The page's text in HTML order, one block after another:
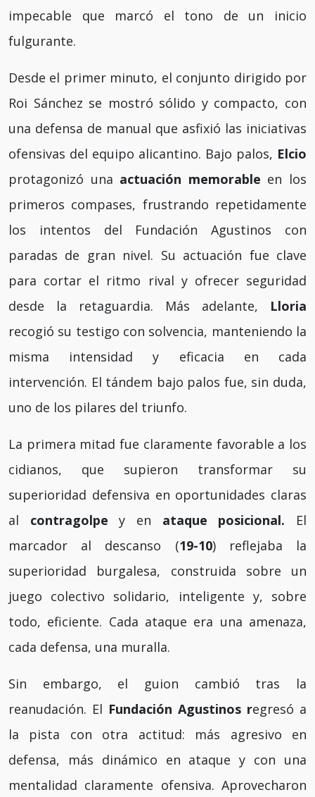
impecable que marcó el tono de un inicio
fulgurante.
Desde el primer minuto, el conjunto dirigido por
Roi Sánchez se mostró sólido y compacto, con
una defensa de manual que asfixió las iniciativas
ofensivas del equipo alicantino. Bajo palos, Elcio
protagonizó una actuación memorable en los
primeros compases, frustrando repetidamente
los intentos del Fundación Agustinos con
paradas de gran nivel. Su actuación fue clave
para cortar el ritmo rival y ofrecer seguridad
desde la retaguardia. Más adelante, Lloria
recogió su testigo con solvencia, manteniendo la
misma intensidad y eficacia en cada
intervención. El tándem bajo palos fue, sin duda,
uno de los pilares del triunfo.
La primera mitad fue claramente favorable a los
cidianos, que supieron transformar su
superioridad defensiva en oportunidades claras
al contragolpey en ataque posicional. El
marcador al descanso (19-10) reflejaba la
superioridad burgalesa, construida sobre un
juego colectivo solidario, inteligente y, sobre
todo, eficiente. Cada ataque era una amenaza,
cada defensa, una muralla.
Sin embargo, el guion cambió tras la
reanudación. El Fundación Agustinos regresó a
la pista con otra actitud: más agresivo en
defensa, más dinámico en ataque y con una
mentalidad claramente ofensiva. Aprovecharon